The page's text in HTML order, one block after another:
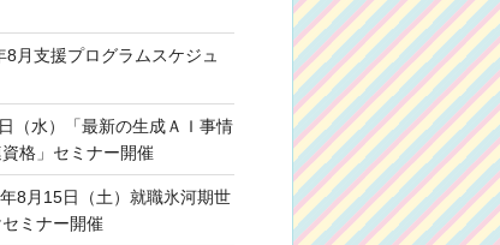
8月支援プログラムスケジュ
（水）「最新の生成ＡＩ事情
資格」セミナー開催
8月15日（土）就職氷河期世
ミナー開催